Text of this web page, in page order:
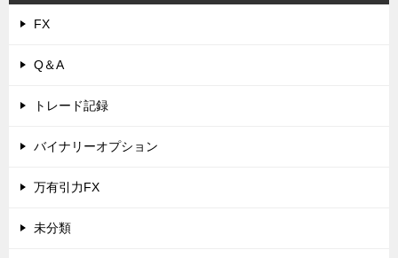
FX
Q＆A
トレード記録
バイナリーオプション
万有引力FX
未分類